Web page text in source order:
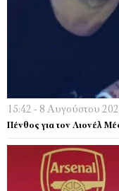
15:42 - 8 Αυγούστου
Πένθος για τον Λιονέλ